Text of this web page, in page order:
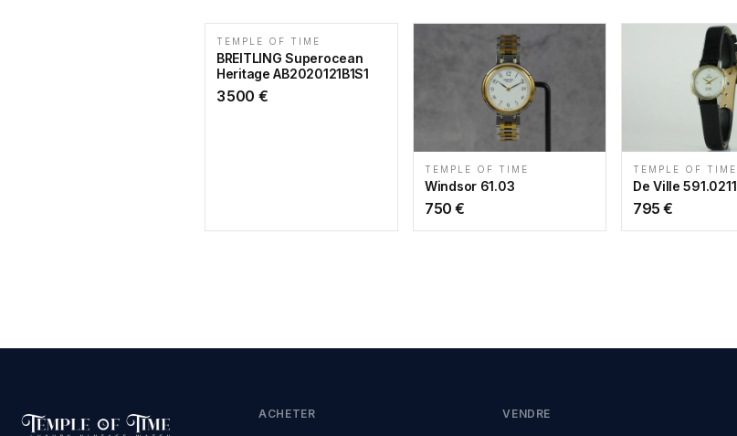
TEMPLE OF TIME
BREITLING Superocean
Heritage AB2020121B1S1
3 500 €
TEMPLE OF TIME
Windsor 61.03
750 €
TEMPLE OF TIME
De Ville 591.0211
795 €
ACHETER VENDRE